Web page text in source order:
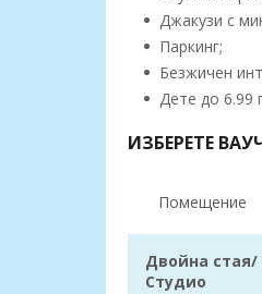
Джакузи с
Паркинг;
Безжичен
Дете до 6.99
ИЗБЕРЕТЕ
Помещение
Двойна стая/
Студио